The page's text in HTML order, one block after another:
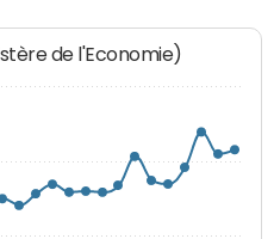
de l'Economie)